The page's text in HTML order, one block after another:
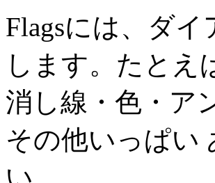
Flagsには、ダ
します。たとえ
消し線・色・ア
その他いっぱい